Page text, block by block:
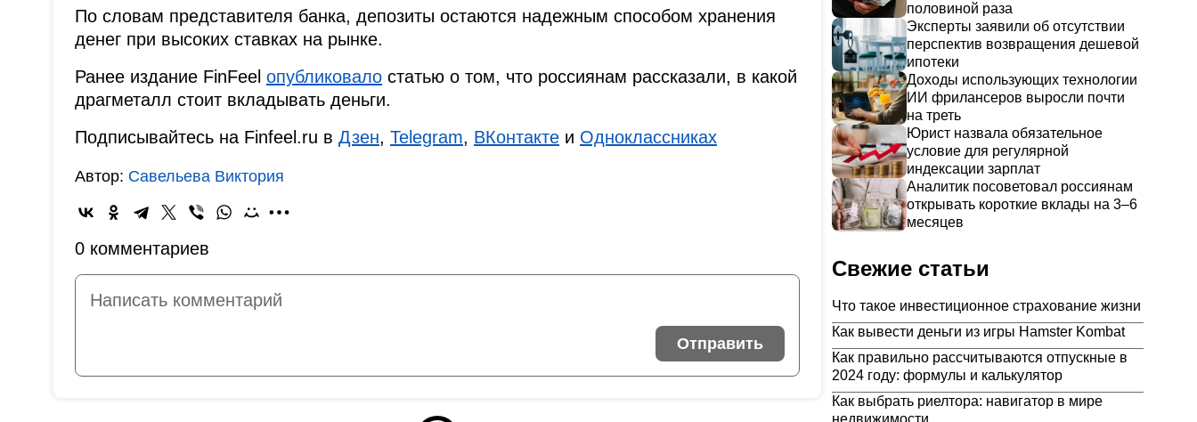
По словам представителя банка, депозиты остаются надежным способом хранения
денег при высоких ставках на рынке.
Ранее издание FinFeel опубликовало статью о том, что россиянам рассказали, в какой
драгметалл стоит вкладывать деньги.
Подписывайтесь на Finfeel.ru в Дзен, Telegram, ВКонтакте и Одноклассниках
Автор: Савельева Виктория
0 комментариев
Отправить
половиной раза
Эксперты заявили об отсутствии
перспектив возвращения дешевой
ипотеки
Доходы использующих технологии
ИИ фрилансеров выросли почти
на треть
Юрист назвала обязательное
условие для регулярной
индексации зарплат
Аналитик посоветовал россиянам
открывать короткие вклады на 3–6
месяцев
Свежие статьи
Что такое инвестиционное страхование жизни
Как вывести деньги из игры Hamster Kombat
Как правильно рассчитываются отпускные в
2024 году: формулы и калькулятор
Как выбрать риелтора: навигатор в мире
недвижимости